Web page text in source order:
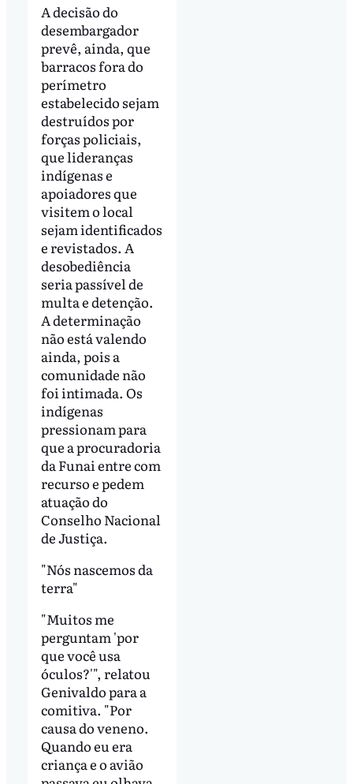
A decisão do
desembargador
prevê, ainda, que
barracos fora do
perímetro
estabelecido sejam
destruídos por
forças policiais,
que lideranças
indígenas e
apoiadores que
visitem o local
sejam identificados
e revistados. A
desobediência
seria passível de
multa e detenção.
A determinação
não está valendo
ainda, pois a
comunidade não
foi intimada. Os
indígenas
pressionam para
que a procuradoria
da Funai entre com
recurso e pedem
atuação do
Conselho Nacional
de Justiça.
"Nós nascemos da
terra"
"Muitos me
perguntam 'por
que você usa
óculos?'", relatou
Genivaldo para a
comitiva. "Por
causa do veneno.
Quando eu era
criança e o avião